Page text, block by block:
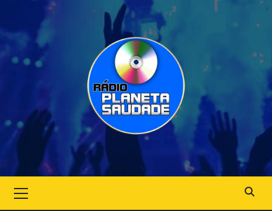
Menu